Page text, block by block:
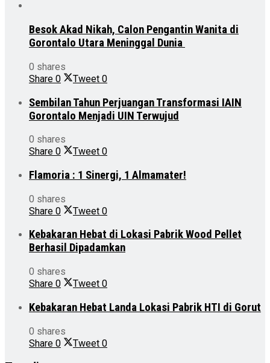
Besok Akad Nikah, Calon Pengantin Wanita di
Gorontalo Utara Meninggal Dunia
0 shares
Share 0 Tweet 0
Sembilan Tahun Perjuangan Transformasi IAIN
Gorontalo Menjadi UIN Terwujud
0 shares
Share 0 Tweet 0
Flamoria : 1 Sinergi, 1 Almamater!
0 shares
Share 0 Tweet 0
Kebakaran Hebat di Lokasi Pabrik Wood Pellet
Berhasil Dipadamkan
0 shares
Share 0 Tweet 0
Kebakaran Hebat Landa Lokasi Pabrik HTI di Gorut
0 shares
Share 0 Tweet 0